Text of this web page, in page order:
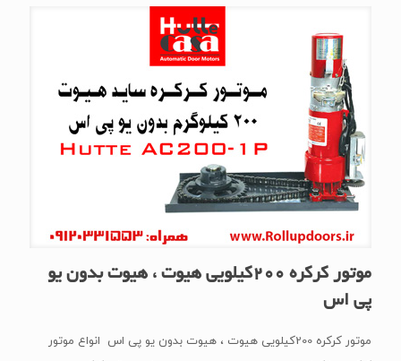
موتور کرکره 200کیلویی هیوت ، هیوت بدون یو
پی اس
موتور کرکره 200کیلویی هیوت ، هیوت بدون یو پی اس انواع موتور